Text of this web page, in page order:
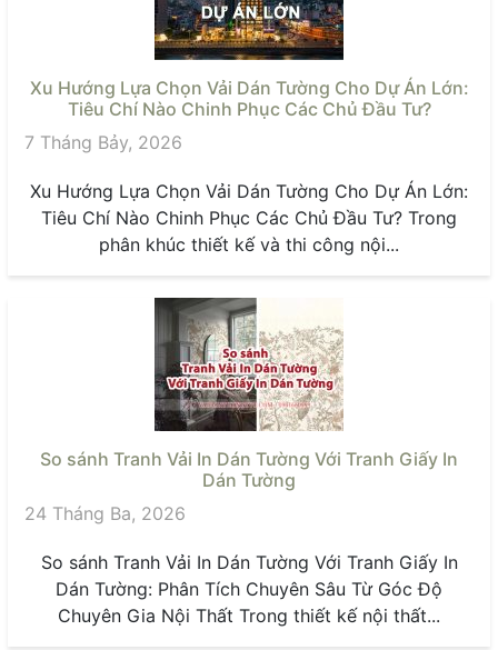
Xu Hướng Lựa Chọn Vải Dán Tường Cho Dự Án Lớn:
Tiêu Chí Nào Chinh Phục Các Chủ Đầu Tư?
7 Tháng Bảy, 2026
Xu Hướng Lựa Chọn Vải Dán Tường Cho Dự Án Lớn:
Tiêu Chí Nào Chinh Phục Các Chủ Đầu Tư? Trong
phân khúc thiết kế và thi công nội...
So sánh Tranh Vải In Dán Tường Với Tranh Giấy In
Dán Tường
24 Tháng Ba, 2026
So sánh Tranh Vải In Dán Tường Với Tranh Giấy In
Dán Tường: Phân Tích Chuyên Sâu Từ Góc Độ
Chuyên Gia Nội Thất Trong thiết kế nội thất...